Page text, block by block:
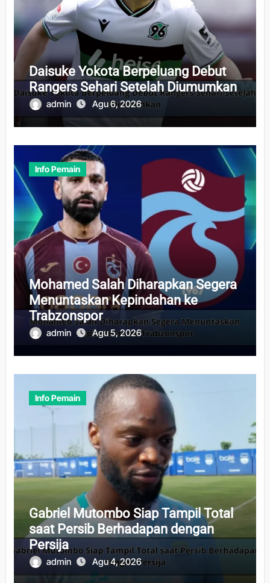
Daisuke Yokota Berpeluang Debut
Rangers Sehari Setelah Diumumkan
admin Agu 6, 2026
Info Pemain
Mohamed Salah Diharapkan Segera
Menuntaskan Kepindahan ke
Trabzonspor
admin Agu 5, 2026
Info Pemain
Gabriel Mutombo Siap Tampil Total
saat Persib Berhadapan dengan
Persija
admin Agu 4, 2026